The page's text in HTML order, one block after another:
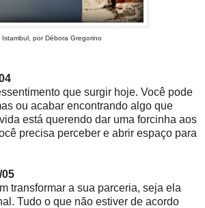
Istambul, por Débora Gregorino
que surgir hoje. Você pode
ou acabar encontrando algo que
está querendo dar uma forcinha aos
precisa perceber e abrir espaço para
05
transformar a sua parceria, seja ela
Tudo o que não estiver de acordo